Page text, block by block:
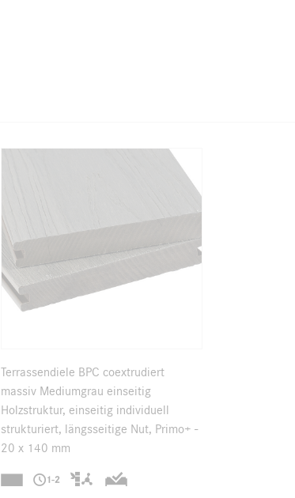
Terrassendiele BPC coextrudiert
massiv Mediumgrau einseitig
Holzstruktur, einseitig individuell
strukturiert, längsseitige Nut, Primo+ -
20 x 140 mm